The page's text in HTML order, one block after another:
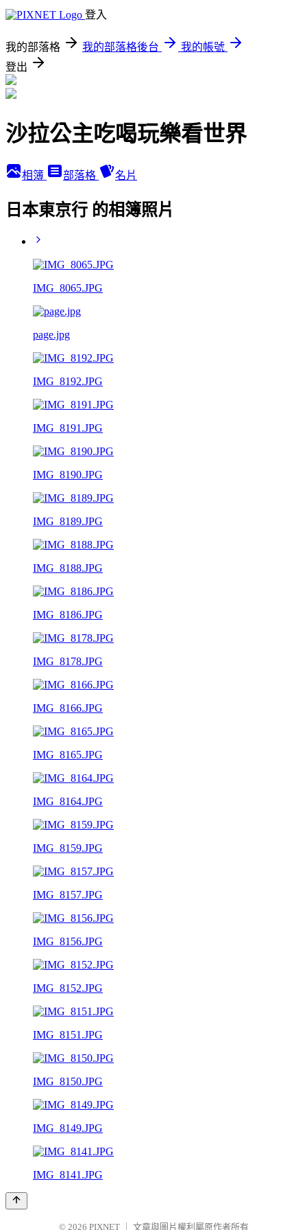
登入
我的部落格 我的部落格後台
我的帳號
登出
沙拉公主吃喝玩樂看世界
相簿 部落格 名片
日本東京行 的相簿照片
IMG_8065.JPG
page.jpg
IMG_8192.JPG
IMG_8191.JPG
IMG_8190.JPG
IMG_8189.JPG
IMG_8188.JPG
IMG_8186.JPG
IMG_8178.JPG
IMG_8166.JPG
IMG_8165.JPG
IMG_8164.JPG
IMG_8159.JPG
IMG_8157.JPG
IMG_8156.JPG
IMG_8152.JPG
IMG_8151.JPG
IMG_8150.JPG
IMG_8149.JPG
IMG_8141.JPG
© 2026 PIXNET 文章與圖片權利屬原作者所有